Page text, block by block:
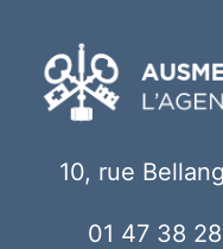
10, rue
01 47 38